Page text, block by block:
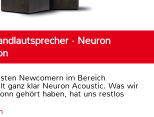
· Neuron
Newcomern im Bereich
ganz klar Neuron Acoustic. Was wir
gehört haben, hat uns restlos